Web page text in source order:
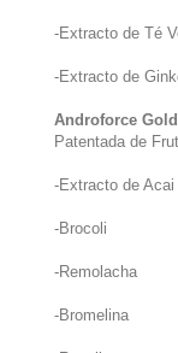
-Extracto de Té
-Extracto de
Androforce Gold
Patentada de
-Extracto de Acai
-Brocoli
-Remolacha
-Bromelina